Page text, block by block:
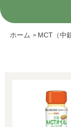
ホーム > MCT（中